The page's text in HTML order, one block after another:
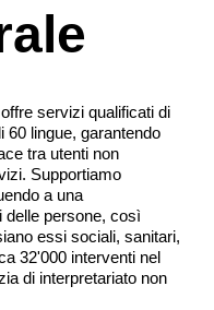
offre servizi qualificati di
60 lingue, garantendo
tra utenti non
Supportiamo
a una
delle persone, così
essi sociali, sanitari,
32'000 interventi nel
di interpretariato non